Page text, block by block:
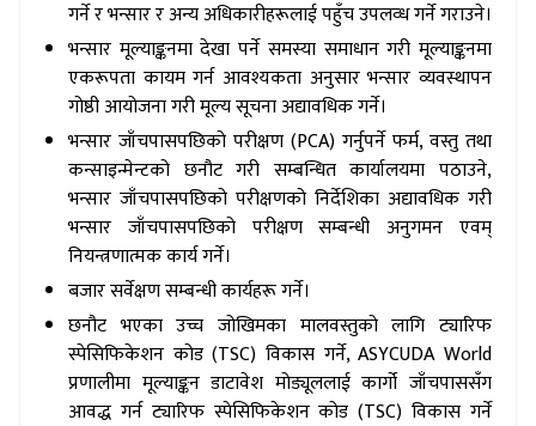
गर्ने र भन्सार र अन्य अधिकारीहरूलाई पहुँच उपलव्ध गर्ने गराउने।
भन्सार मूल्याङ्कनमा देखा पर्ने समस्या समाधान गरी मूल्याङ्कनमा
एकरूपता कायम गर्न आवश्यकता अनुसार भन्सार व्यवस्थापन
गोष्ठी आयोजना गरी मूल्य सूचना अद्यावधिक गर्ने।
भन्सार जाँचपासपछिको परीक्षण (PCA) गर्नुपर्ने फर्म, वस्तु तथा
कन्साइन्मेन्टको छनौट गरी सम्बन्धित कार्यालयमा पठाउने,
भन्सार जाँचपासपछिको परीक्षणको निर्देशिका अद्यावधिक गरी
भन्सार जाँचपासपछिको परीक्षण सम्बन्धी अनुगमन एवम्
नियन्त्रणात्मक कार्य गर्ने।
बजार सर्वेक्षण सम्बन्धी कार्यहरू गर्ने।
छनौट भएका उच्च जोखिमका मालवस्तुको लागि ट्यारिफ
स्पेसिफिकेशन कोड (TSC) विकास गर्ने, ASYCUDA World
प्रणालीमा मूल्याङ्कन डाटावेश मोड्यूललाई कार्गो जाँचपाससँग
आवद्ध गर्न ट्यारिफ स्पेसिफिकेशन कोड (TSC) विकास गर्ने